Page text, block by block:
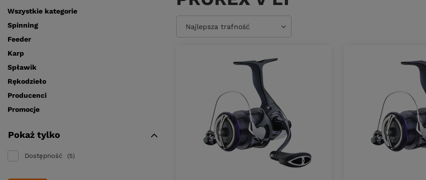
Wszystkie kategorie
Spinning
Feeder
Karp
Spławik
Rękodzieło
Producenci
Promocje
Pokaż tylko
Dostępność 5
Zmień sortowanie
Najlepsza trafność